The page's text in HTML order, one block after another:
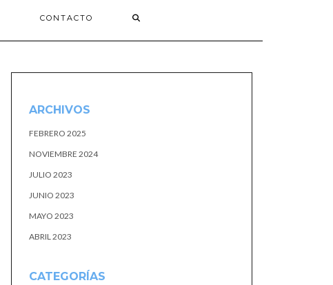
CONTACTO
ARCHIVOS
FEBRERO 2025
NOVIEMBRE 2024
JULIO 2023
JUNIO 2023
MAYO 2023
ABRIL 2023
CATEGORÍAS